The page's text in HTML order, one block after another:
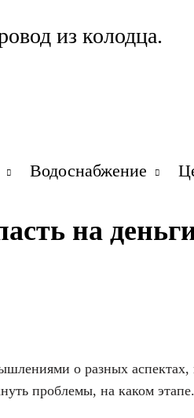
из колодца.
Водоснабжение
на
о разных аспектах,
проблемы, на каком